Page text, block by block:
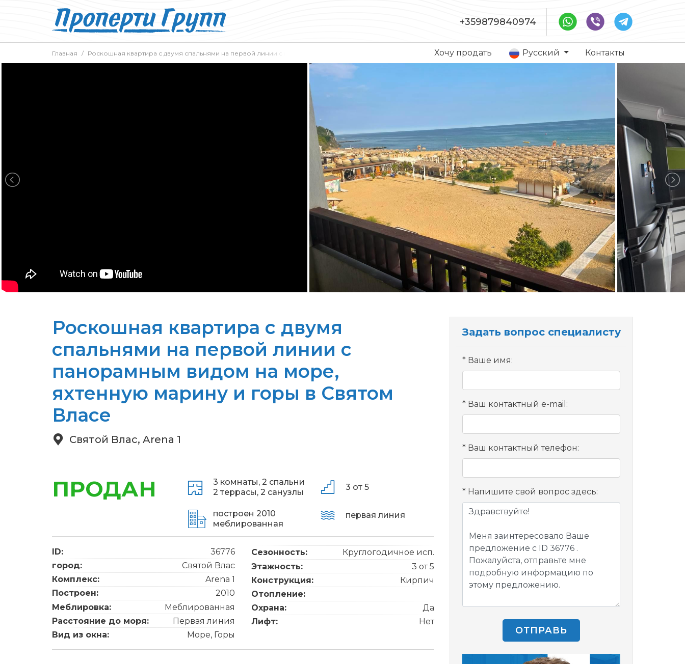
+359879840974
Главная Роскошная квартира с двумя спальнями на первой линии с панорамным видом на море, яхтенную марину и горы в Святом Власе
Хочу продать Русский Контакты
Роскошная квартира с двумя
спальнями на первой линии с
панорамным видом на море,
яхтенную марину и горы в Святом
Власе
Святой Влас, Arena 1
ПРОДАН 3 комнаты, 2 спальни
2 террасы, 2 санузлы
построен 2010
меблированная
3 от 5
первая линия
ID:
36776
город:
Святой Влас
Комплекс:
Arena 1
Построен:
2010
Меблировка:
Меблированная
Расстояние до моря:
Первая линия
Вид из окна:
Море, Горы
Сезонность:
Круглогодичное исп.
Этажность:
3 от 5
Конструкция:
Кирпич
Отопление:
Охрана:
Да
Лифт:
Нет
Задать вопрос специалисту
Ваше имя:
Ваш контактный e-mail:
Ваш контактный телефон:
Напишите свой вопрос здесь:
ОТПРАВЬ